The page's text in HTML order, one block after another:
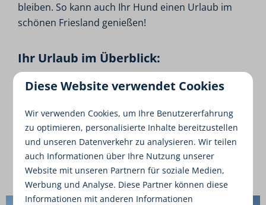
bleiben. So kann auch Ihr Hund einen Urlaub im
schönen Friesland genießen!
Ihr Urlaub im Überblick:
Geeignet für bis zu 14 Personen
Optional mit eigenem Bootssteg
Wellness-Optionen
Haustierfreundlich
Diese Website verwendet Cookies
Wir verwenden Cookies, um Ihre Benutzererfahrung
zu optimieren, personalisierte Inhalte bereitzustellen
und unseren Datenverkehr zu analysieren. Wir teilen
auch Informationen über Ihre Nutzung unserer
Website mit unseren Partnern für soziale Medien,
Werbung und Analyse. Diese Partner können diese
Informationen mit anderen Informationen